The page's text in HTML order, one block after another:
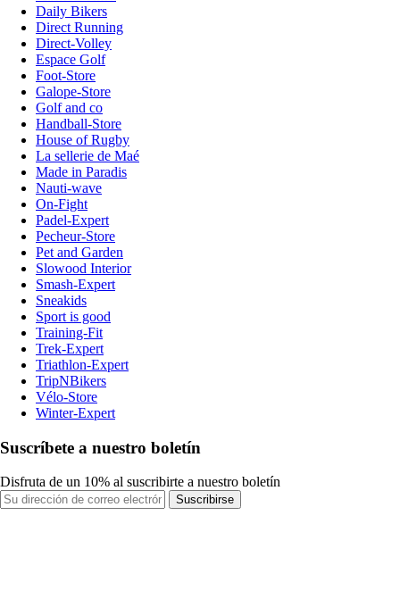
Daily Bikers
Direct Running
Direct-Volley
Espace Golf
Foot-Store
Galope-Store
Golf and co
Handball-Store
House of Rugby
La sellerie de Maé
Made in Paradis
Nauti-wave
On-Fight
Padel-Expert
Pecheur-Store
Pet and Garden
Slowood Interior
Smash-Expert
Sneakids
Sport is good
Training-Fit
Trek-Expert
Triathlon-Expert
TripNBikers
Vélo-Store
Winter-Expert
Suscríbete a nuestro boletín
Disfruta de un 10% al suscribirte a nuestro boletín
Suscribirse